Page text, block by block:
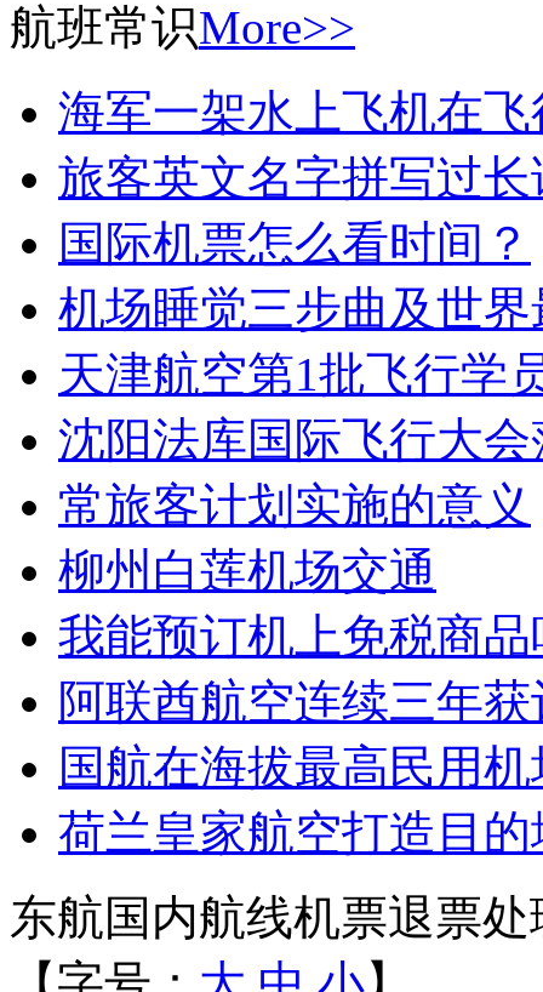
航班常识More>>
海军一架水上飞机在
旅客英文名字拼写过
国际机票怎么看时间？
机场睡觉三步曲及世
天津航空第1批飞行学
沈阳法库国际飞行大会
常旅客计划实施的意义
柳州白莲机场交通
我能预订机上免税商品
阿联酋航空连续三年
国航在海拔最高民用
荷兰皇家航空打造目
东航国内航线机票退票处